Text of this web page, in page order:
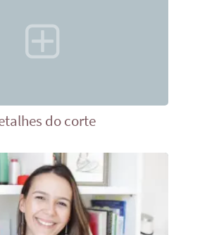
do corte